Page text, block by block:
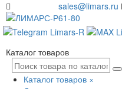
sales@limars.ru
61-80
Каталог товаров
Каталог товаров ×